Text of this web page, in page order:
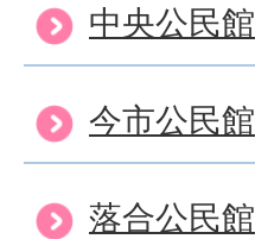
中央公民館
今市公民館
落合公民館